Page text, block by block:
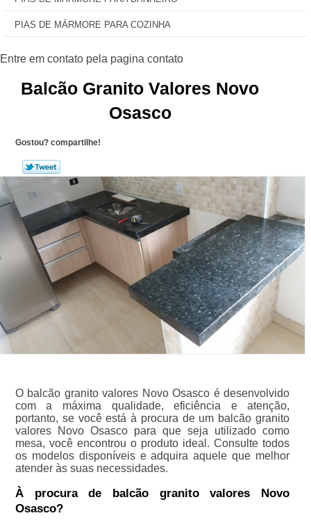
PIAS DE MÁRMORE PARA COZINHA
Balcão Granito Valores Novo
Osasco
Gostou? compartilhe!
O balcão granito valores Novo Osasco é desenvolvido
com a máxima qualidade, eficiência e atenção,
portanto, se você está à procura de um balcão granito
valores Novo Osasco para que seja utilizado como
mesa, você encontrou o produto ideal. Consulte todos
os modelos disponíveis e adquira aquele que melhor
atender às suas necessidades.
À procura de balcão granito valores Novo
Osasco?